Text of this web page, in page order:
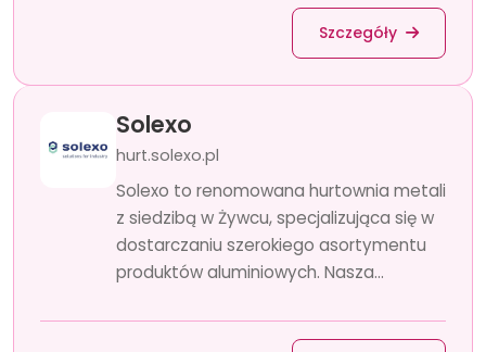
Szczegóły
Solexo
hurt.solexo.pl
Solexo to renomowana hurtownia metali
z siedzibą w Żywcu, specjalizująca się w
dostarczaniu szerokiego asortymentu
produktów aluminiowych. Nasza...